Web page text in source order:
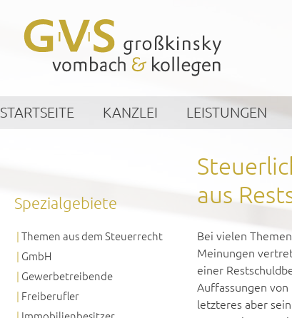
STARTSEITE KANZLEI LEISTUNGEN
aus
Bei vielen
Meinungen
einer
Auffassungen
letzteres aber
Spezialgebiete
Themen aus dem Steuerrecht
GmbH
Gewerbetreibende
Freiberufler